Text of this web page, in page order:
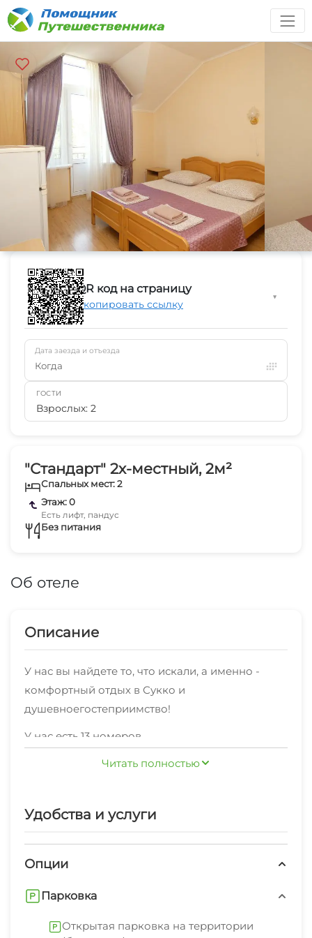
"Стандарт" 2х-местный, 2м²
Спальных мест: 2
Этаж: 0
Есть лифт, пандус
Без питания
Об отеле
Описание
У нас вы найдете то, что искали, а именно -
комфортный отдых в Сукко и
душевноегостеприимство!
У нас есть 13 номеров
ценедля комфортного и бюджетного отдыха.
двуспальныекровати. Мы принимаем своих
гостей круглый год!
На территории работает хороший интернет.
Уборка номеров регулярная.
К услугам предоставляются: экскурсионные
услуги, стиральная машина, гладильные
спутниковое тв, свч.
Читать полностью
Удобства и услуги
Опции
Парковка
Открытая парковка на территории
QR код на страницу
Скопировать ссылку
▼
Дата заезда и отъезда
Когда
ГОСТИ
Взрослых: 2